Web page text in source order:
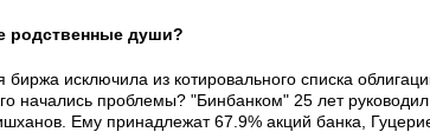
родственные души?
биржа исключила из котировального списка
начались проблемы? "Бинбанком" 25 лет
Ему принадлежат 67.9% акций банка,